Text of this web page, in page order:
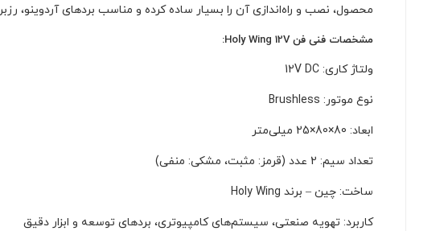
محصول، نصب و راه‌اندازی آن را بسیار ساده کرده و مناسب بردهای آردوینو،
مشخصات فنی فن Holy Wing 12V:
ولتاژ کاری: 12V DC
نوع موتور: Brushless
ابعاد: 80×80×25 میلی‌متر
تعداد سیم: 2 عدد (قرمز: مثبت، مشکی: منفی)
ساخت: چین – برند Holy Wing
کاربرد: تهویه صنعتی، سیستم‌های کامپیوتری، بردهای توسعه و ابزار دقیق